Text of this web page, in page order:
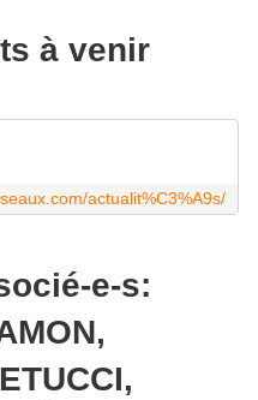
à venir
actualit%C3%A9s/
e-s: